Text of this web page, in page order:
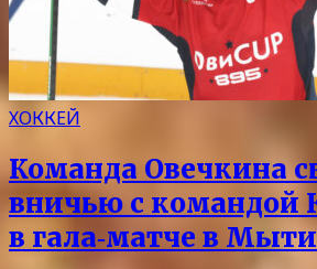
ХОККЕЙ
Команда Овечкина
вничью с командой
в гала‑матче в